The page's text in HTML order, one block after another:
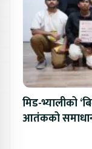
मिड-भ्यालीको
आतंकको समाधान